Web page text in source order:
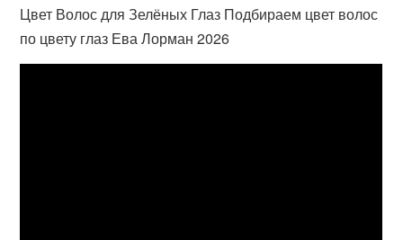
Цвет Волос для Зелёных Глаз Подбираем цвет волос
по цвету глаз Ева Лорман 2026